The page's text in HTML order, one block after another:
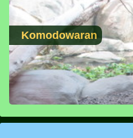
Komodowaran